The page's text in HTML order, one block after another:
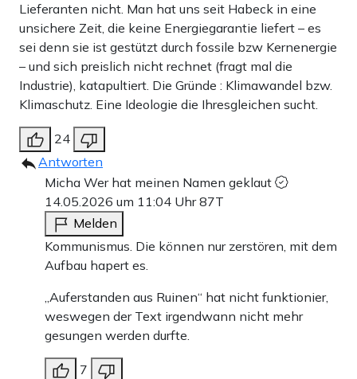
Lieferanten nicht. Man hat uns seit Habeck in eine
unsichere Zeit, die keine Energiegarantie liefert – es
sei denn sie ist gestützt durch fossile bzw Kernenergie
– und sich preislich nicht rechnet (fragt mal die
Industrie), katapultiert. Die Gründe : Klimawandel bzw.
Klimaschutz. Eine Ideologie die Ihresgleichen sucht.
24
Antworten
Micha Wer hat meinen Namen geklaut
14.05.2026 um 11:04 Uhr87T
Melden
Kommunismus. Die können nur zerstören, mit dem
Aufbau hapert es.
„Auferstanden aus Ruinen“ hat nicht funktionier,
weswegen der Text irgendwann nicht mehr
gesungen werden durfte.
7